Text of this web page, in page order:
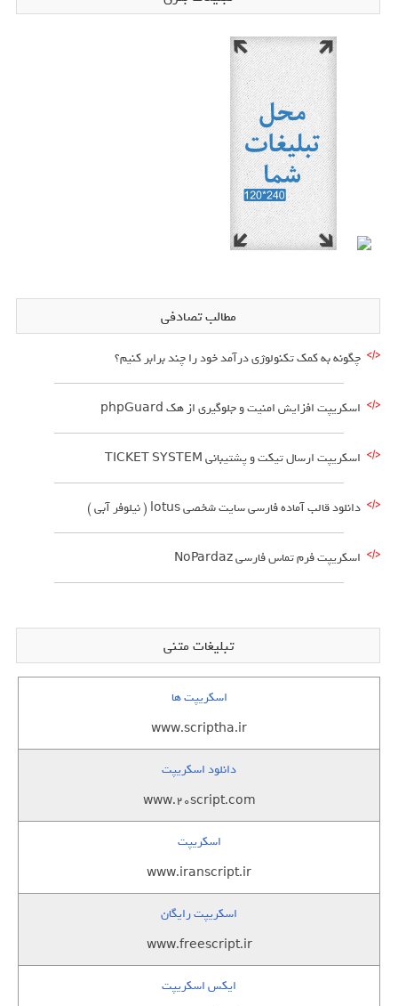
مطالب تصادفی
چگونه به کمک تکنولوژی درآمد خود را چند برابر کنیم؟
اسکریپت افزایش امنیت و جلوگیری از هک phpGuard
اسکریپت ارسال تیکت و پشتیبانی TICKET SYSTEM
دانلود قالب آماده فارسی سایت شخصی lotus ( نیلوفر آبی )
اسکریپت فرم تماس فارسی NoPardaz
تبلیغات متنی
اسکریپت ها
www.scriptha.ir
دانلود اسکریپت
www.20script.com
اسکریپت
www.iranscript.ir
اسکریپت رایگان
www.freescript.ir
ایکس اسکریپت